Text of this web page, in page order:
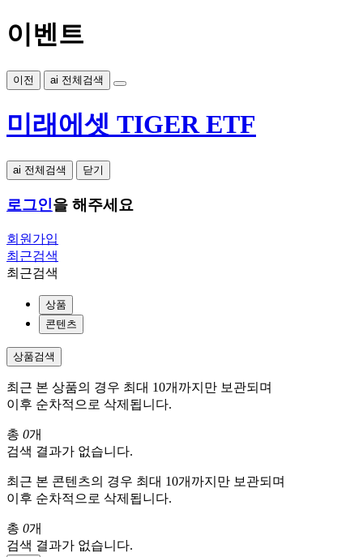
이벤트
이전 ai 전체검색
미래에셋 TIGER ETF
ai 전체검색 닫기
로그인을 해주세요
회원가입
최근검색
최근검색
상품
콘텐츠
상품검색
최근 본 상품의 경우 최대 10개까지만 보관되며
이후 순차적으로 삭제됩니다.
총 0개
검색 결과가 없습니다.
최근 본 콘텐츠의 경우 최대 10개까지만 보관되며
이후 순차적으로 삭제됩니다.
총 0개
검색 결과가 없습니다.